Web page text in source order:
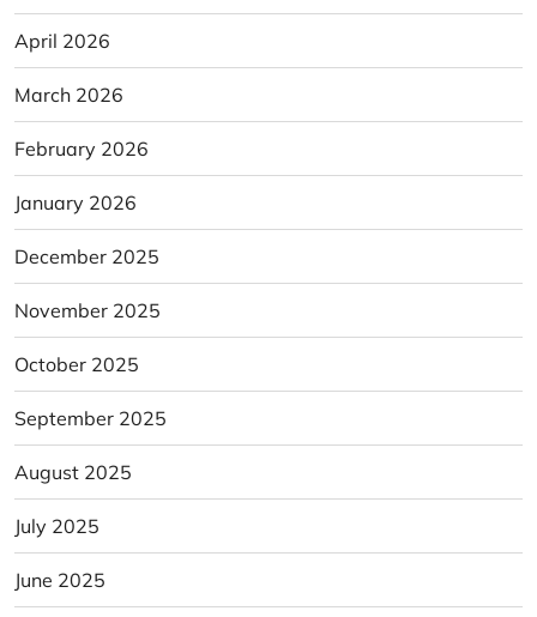
April 2026
March 2026
February 2026
January 2026
December 2025
November 2025
October 2025
September 2025
August 2025
July 2025
June 2025